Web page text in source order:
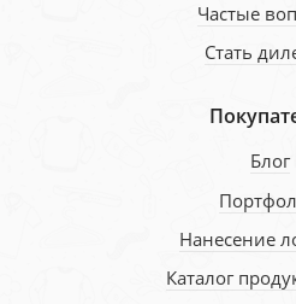
Частые
Стать
Блог
Нанесение
Каталог